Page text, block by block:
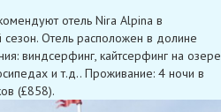
отель Nira Alpina в
Отель расположен в долине
виндсерфинг, кайтсерфинг на озере
и т.д.. Проживание: 4 ночи в
(£858).